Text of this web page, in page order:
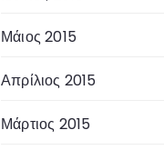
Μάιος 2015
Απρίλιος 2015
Μάρτιος 2015